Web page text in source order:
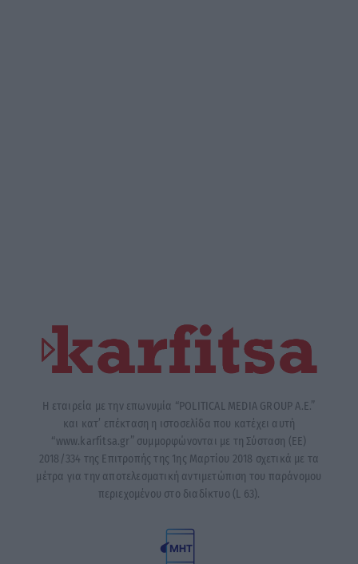
Η εταιρεία με την επωνυμία “POLITICAL MEDIA GROUP A.E.”
και κατ’ επέκταση η ιστοσελίδα που κατέχει αυτή
“www.karfitsa.gr” συμμορφώνονται με τη Σύσταση (ΕΕ)
2018/334 της Επιτροπής της 1ης Μαρτίου 2018 σχετικά με τα
μέτρα για την αποτελεσματική αντιμετώπιση του παράνομου
περιεχομένου στο διαδίκτυο (L 63).